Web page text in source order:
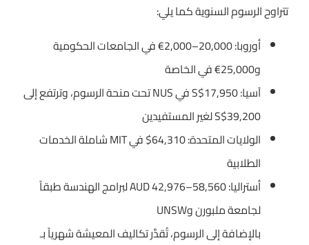
تتراوح الرسوم السنوية كما يلي:
أوروبا: ‎€2,000–20,000 في الجامعات الحكومية
و‎€25,000 في الخاصة
آسيا: ‎S$17,950 في NUS تحت منحة الرسوم، وترتفع إلى
‎S$39,200 لغير المستفيدين
الولايات المتحدة: ‎$64,310 في MIT شاملة الخدمات
الطلابية
أستراليا: ‎AUD 42,976–58,560 لبرامج الهندسة طبقاً
لجامعة ملبورن وUNSW
بالإضافة إلى الرسوم، تُقدَّر تكاليف المعيشة شهرياً بـ